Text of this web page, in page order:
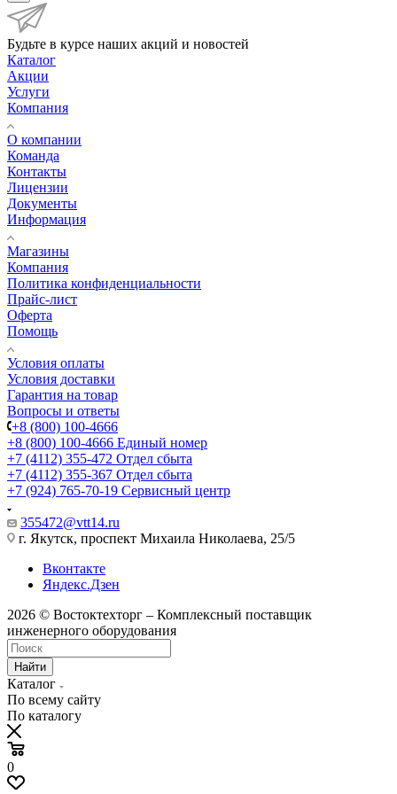
Будьте в курсе наших акций и новостей
Каталог
Акции
Услуги
Компания
О компании
Команда
Контакты
Лицензии
Документы
Информация
Магазины
Компания
Политика конфиденциальности
Прайс-лист
Оферта
Помощь
Условия оплаты
Условия доставки
Гарантия на товар
Вопросы и ответы
+8 (800) 100-4666
+8 (800) 100-4666 Единый номер
+7 (4112) 355-472 Отдел сбыта
+7 (4112) 355-367 Отдел сбыта
+7 (924) 765-70-19 Сервисный центр
355472@vtt14.ru
г. Якутск, проспект Михаила Николаева, 25/5
Вконтакте
Яндекс.Дзен
2026 © Востоктехторг – Комплексный поставщик
инженерного оборудования
Найти
Каталог
По всему сайту
По каталогу
0